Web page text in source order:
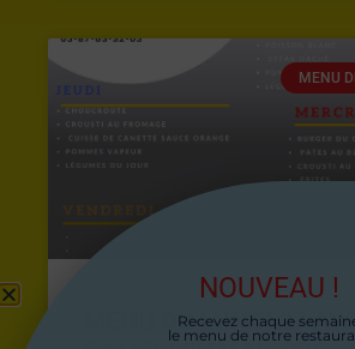
MENU
MENU DU LUNDI 27
NOUVEAU !
Recevez chaque
le menu de notre